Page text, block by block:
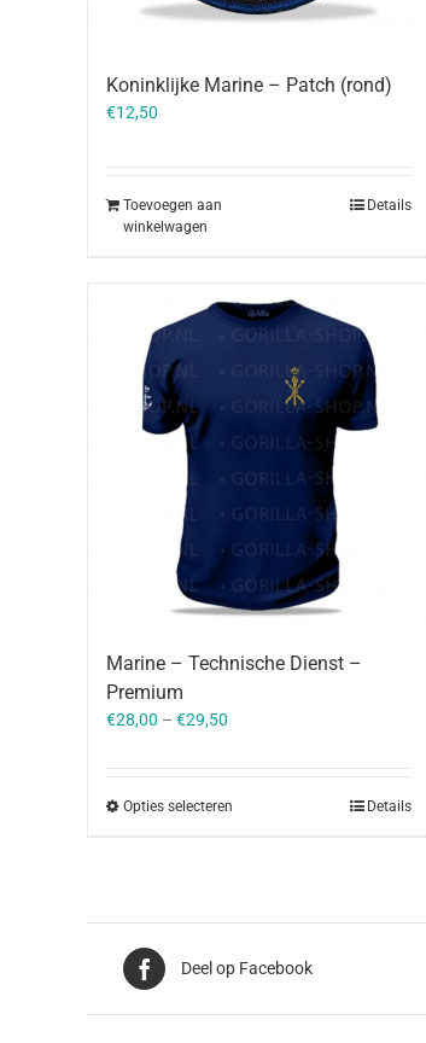
Koninklijke Marine – Patch (rond)
€12,50
Toevoegen aan
winkelwagen
Details
Marine – Technische Dienst –
Premium
€28,00 – €29,50
Opties selecteren Details
Deel op Facebook